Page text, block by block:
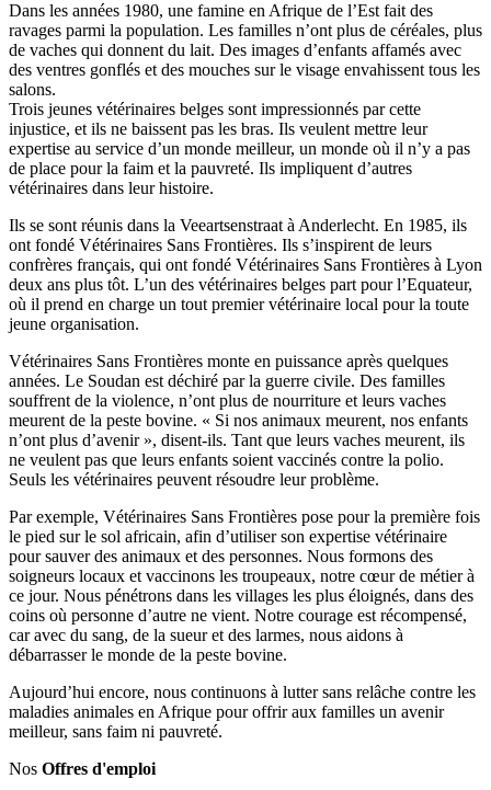
Dans les années 1980, une famine en Afrique de l’Est fait des
ravages parmi la population. Les familles n’ont plus de céréales, plus
de vaches qui donnent du lait. Des images d’enfants affamés avec
des ventres gonflés et des mouches sur le visage envahissent tous les
salons.
Trois jeunes vétérinaires belges sont impressionnés par cette
injustice, et ils ne baissent pas les bras. Ils veulent mettre leur
expertise au service d’un monde meilleur, un monde où il n’y a pas
de place pour la faim et la pauvreté. Ils impliquent d’autres
vétérinaires dans leur histoire.
Ils se sont réunis dans la Veeartsenstraat à Anderlecht. En 1985, ils
ont fondé Vétérinaires Sans Frontières. Ils s’inspirent de leurs
confrères français, qui ont fondé Vétérinaires Sans Frontières à Lyon
deux ans plus tôt. L’un des vétérinaires belges part pour l’Equateur,
où il prend en charge un tout premier vétérinaire local pour la toute
jeune organisation.
Vétérinaires Sans Frontières monte en puissance après quelques
années. Le Soudan est déchiré par la guerre civile. Des familles
souffrent de la violence, n’ont plus de nourriture et leurs vaches
meurent de la peste bovine. « Si nos animaux meurent, nos enfants
n’ont plus d’avenir », disent-ils. Tant que leurs vaches meurent, ils
ne veulent pas que leurs enfants soient vaccinés contre la polio.
Seuls les vétérinaires peuvent résoudre leur problème.
Par exemple, Vétérinaires Sans Frontières pose pour la première fois
le pied sur le sol africain, afin d’utiliser son expertise vétérinaire
pour sauver des animaux et des personnes. Nous formons des
soigneurs locaux et vaccinons les troupeaux, notre cœur de métier à
ce jour. Nous pénétrons dans les villages les plus éloignés, dans des
coins où personne d’autre ne vient. Notre courage est récompensé,
car avec du sang, de la sueur et des larmes, nous aidons à
débarrasser le monde de la peste bovine.
Aujourd’hui encore, nous continuons à lutter sans relâche contre les
maladies animales en Afrique pour offrir aux familles un avenir
meilleur, sans faim ni pauvreté.
Nos Offres d'emploi